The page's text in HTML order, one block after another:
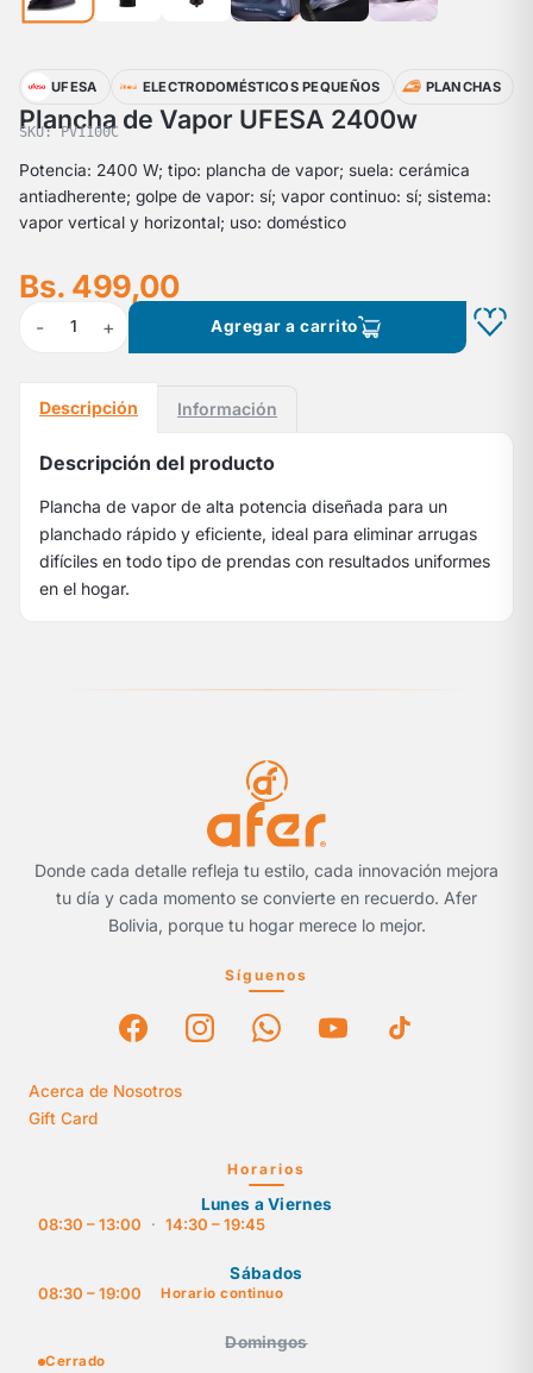
UFESA ELECTRODOMÉSTICOS PEQUEÑOS PLANCHAS
Plancha de Vapor UFESA 2400w
SKU: PV1100C
Potencia: 2400 W; tipo: plancha de vapor; suela: cerámica
antiadherente; golpe de vapor: sí; vapor continuo: sí; sistema:
vapor vertical y horizontal; uso: doméstico
Bs. 499,00
- 1 + Agregar a carrito
Descripción Información
Descripción del producto
Plancha de vapor de alta potencia diseñada para un
planchado rápido y eficiente, ideal para eliminar arrugas
difíciles en todo tipo de prendas con resultados uniformes
en el hogar.
Donde cada detalle refleja tu estilo, cada innovación mejora
tu día y cada momento se convierte en recuerdo. Afer
Bolivia, porque tu hogar merece lo mejor.
Síguenos
Acerca de Nosotros
Gift Card
Horarios
Lunes a Viernes
08:30 – 13:00
· 14:30 – 19:45
Sábados
08:30 – 19:00
Horario continuo
Domingos
Cerrado